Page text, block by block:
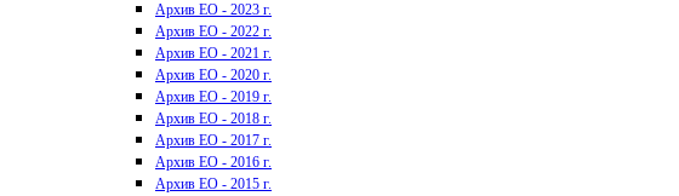
Архив ЕО - 2023 г.
Архив ЕО - 2022 г.
Архив ЕО - 2021 г.
Архив ЕО - 2020 г.
Архив ЕО - 2019 г.
Архив ЕО - 2018 г.
Архив ЕО - 2017 г.
Архив ЕО - 2016 г.
Архив ЕО - 2015 г.